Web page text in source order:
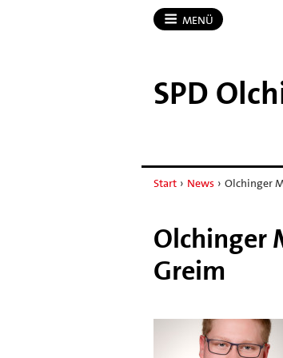
MENÜ
SPD
Start › News › Olchinger
Olchinger
Greim